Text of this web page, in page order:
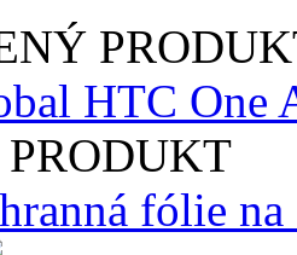
HTC One
fólie